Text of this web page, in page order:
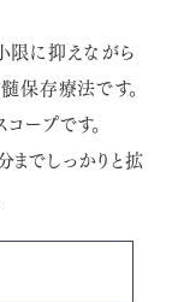
限に抑えながら
保存療法です。
ープです。
でしっかりと拡